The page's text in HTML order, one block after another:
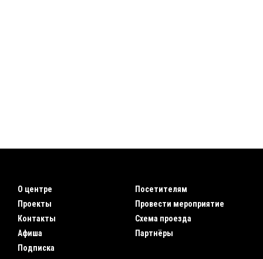
О центре
Проекты
Контакты
Афиша
Подписка
Посетителям
Провести мероприятие
Схема проезда
Партнёры